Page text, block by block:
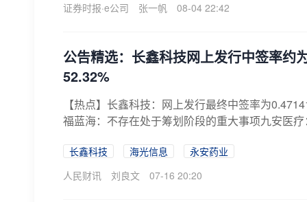
证券时报·e公司
张一帆 08-04 22:42
公告精选：长鑫科技网上发行中签率
52.32%
【热点】长鑫科技：网上发行最终中签率为
福蓝海：不存在处于筹划阶段的重大事项九安医
长鑫科技 海光信息
永安药业
人民财讯
刘良文 07-16 20:20